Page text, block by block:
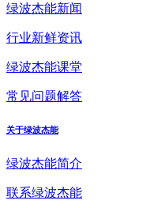
绿波杰能新闻
行业新鲜资讯
绿波杰能课堂
常见问题解答
关于绿波杰能
绿波杰能简介
联系绿波杰能